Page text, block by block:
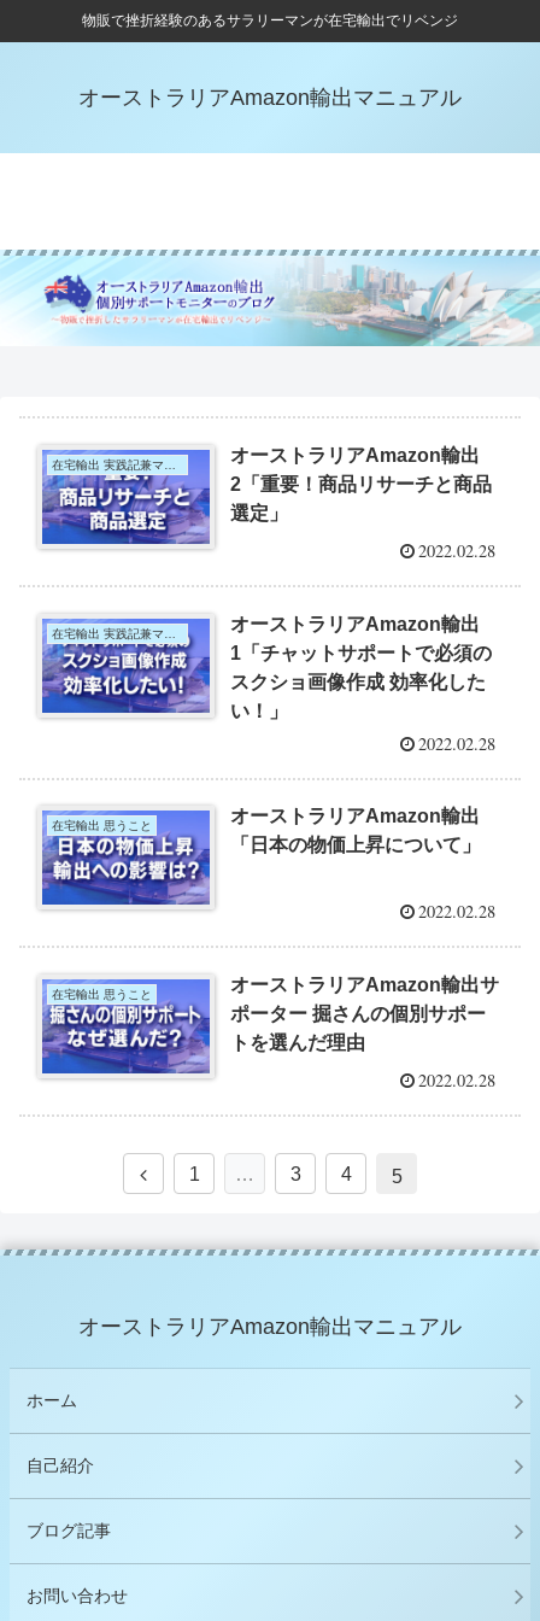
物販で挫折経験のあるサラリーマンが在宅輸出でリベンジ
オーストラリアAmazon輸出マニュアル
オーストラリアAmazon輸出
2「重要！商品リサーチと商品
選定」
2022.02.28
オーストラリアAmazon輸出
1「チャットサポートで必須の
スクショ画像作成 効率化した
い！」
2022.02.28
在宅輸出 思うこと
オーストラリアAmazon輸出
「日本の物価上昇について」
2022.02.28
在宅輸出 思うこと
オーストラリアAmazon輸出サ
ポーター 掘さんの個別サポー
トを選んだ理由
2022.02.28
1 … 3 4 5
オーストラリアAmazon輸出マニュアル
ホーム
自己紹介
ブログ記事
お問い合わせ